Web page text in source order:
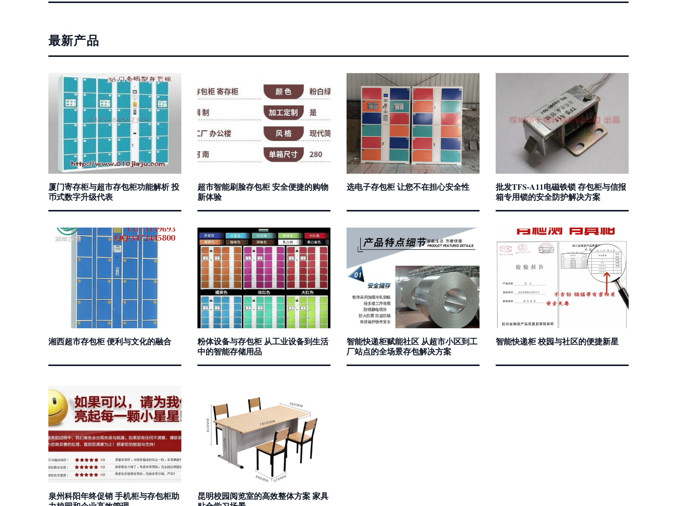
最新产品
厦门寄存柜与超市存包柜功能解析 投
币式数字升级代表
超市智能刷脸存包柜 安全便捷的购物
新体验
选电子存包柜 让您不在担心安全性
批发TFS-A11电磁铁锁 存包柜与信报
箱专用锁的安全防护解决方案
湘西超市存包柜 便利与文化的融合
粉体设备与存包柜 从工业设备到生活
中的智能存储用品
智能快递柜赋能社区 从超市小区到工
厂站点的全场景存包解决方案
智能快递柜 校园与社区的便捷新星
泉州科阳年终促销 手机柜与存包柜助
昆明校园阅览室的高效整体方案 家具